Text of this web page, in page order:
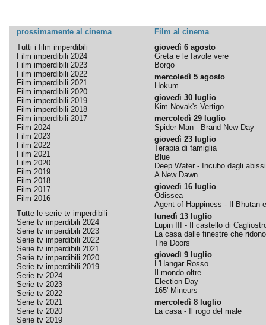
prossimamente al cinema
Film al cinema
Tutti i film imperdibili
Film imperdibili 2024
Film imperdibili 2023
Film imperdibili 2022
Film imperdibili 2021
Film imperdibili 2020
Film imperdibili 2019
Film imperdibili 2018
Film imperdibili 2017
Film 2024
Film 2023
Film 2022
Film 2021
Film 2020
Film 2019
Film 2018
Film 2017
Film 2016
Tutte le serie tv imperdibili
Serie tv imperdibili 2024
Serie tv imperdibili 2023
Serie tv imperdibili 2022
Serie tv imperdibili 2021
Serie tv imperdibili 2020
Serie tv imperdibili 2019
Serie tv 2024
Serie tv 2023
Serie tv 2022
Serie tv 2021
Serie tv 2020
Serie tv 2019
giovedì 6 agosto
Greta e le favole vere
Borgo
mercoledì 5 agosto
Hokum
giovedì 30 luglio
Kim Novak's Vertigo
mercoledì 29 luglio
Spider-Man - Brand New Day
giovedì 23 luglio
Terapia di famiglia
Blue
Deep Water - Incubo dagli abissi
A New Dawn
giovedì 16 luglio
Odissea
Agent of Happiness - Il Bhutan
lunedì 13 luglio
Lupin III - Il castello di
La casa dalle finestre che ridono
The Doors
giovedì 9 luglio
L'Hangar Rosso
Il mondo oltre
Election Day
165' Mineurs
mercoledì 8 luglio
La casa - Il rogo del male